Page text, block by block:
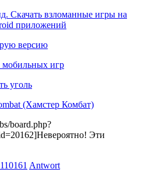
Скачать взломанные игры на
приложений
версию
мобильных игр
уголь
(Хамстер Комбат)
board.php?
Эти
Antwort